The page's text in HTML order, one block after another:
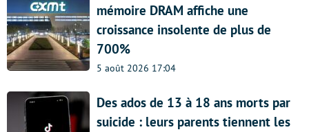
mémoire DRAM affiche une
croissance insolente de plus de
700%
5 août 2026 17:04
Des ados de 13 à 18 ans morts par
suicide : leurs parents tiennent les